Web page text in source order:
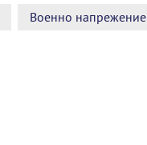
Военно напрежение